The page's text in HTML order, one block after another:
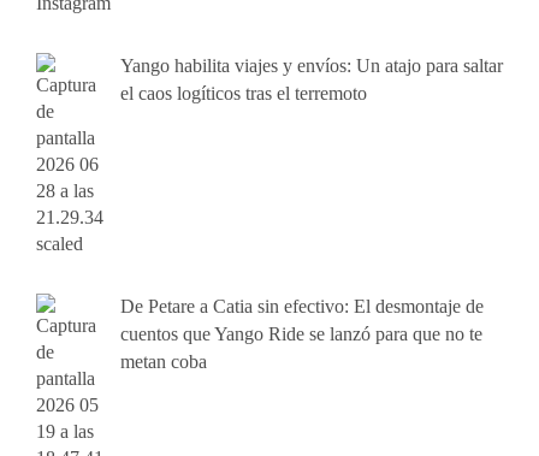
Yango habilita viajes y envíos: Un atajo para saltar
el caos logíticos tras el terremoto
De Petare a Catia sin efectivo: El desmontaje de
cuentos que Yango Ride se lanzó para que no te
metan coba